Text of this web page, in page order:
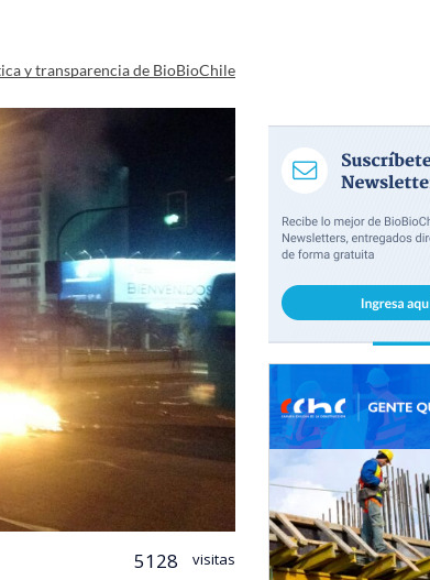
y transparencia de BioBioChile
5128 visitas